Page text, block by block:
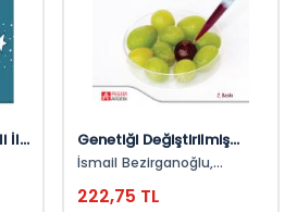
İle
Genetiği Değiştirilmiş
Organizmalar Ve
İsmail Bezirganoğlu,
222,75 TL